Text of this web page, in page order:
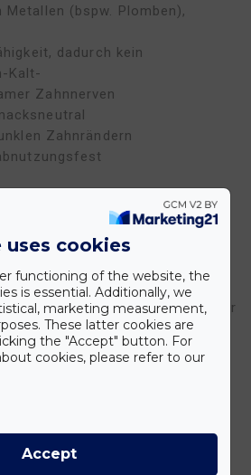
Metallen (bspw. Plomben),
dadurch kein
Kalt-
Zahnnerven
Zahnrändern
sind sehr bruchstabil und somit
Nutzungsdauer hängt
Arbeitsqualität des Dentallabors
des Zahnarztes. Auch der
ist zu berücksichtigen, um
zu vermeiden. Mit einer
Zahnreinigung und
können diese
Jahre, oft auch 15 bis 20 Jahre
cookies
functioning of the website, the
is essential. Additionally, we
marketing measurement,
These latter cookies are
the "Accept" button. For
cookies, please refer to our
Accept